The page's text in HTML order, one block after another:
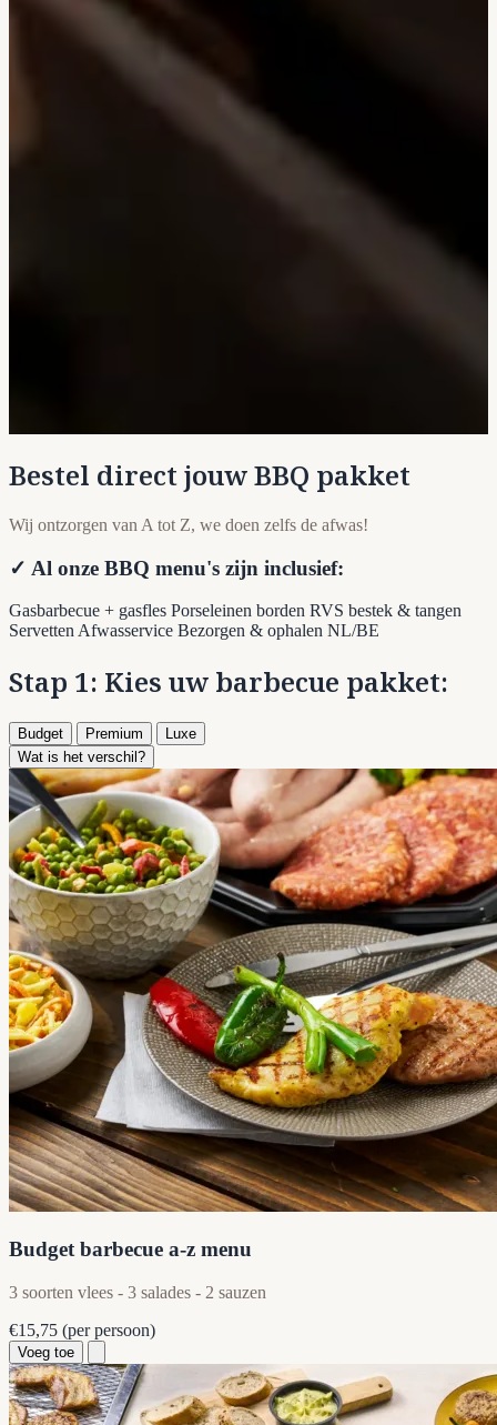
Bestel direct jouw BBQ pakket
Wij ontzorgen van A tot Z, we doen zelfs de afwas!
✓ Al onze BBQ menu's zijn inclusief:
Gasbarbecue + gasfles Porseleinen borden RVS bestek & tangen
ServettenAfwasservice Bezorgen & ophalen NL/BE
Stap 1: Kies uw barbecue pakket:
Budget Premium
Luxe
Wat is het verschil?
Budget barbecue a-z menu
3 soorten vlees - 3 salades - 2 sauzen
€15,75 (per persoon)
Voeg toe